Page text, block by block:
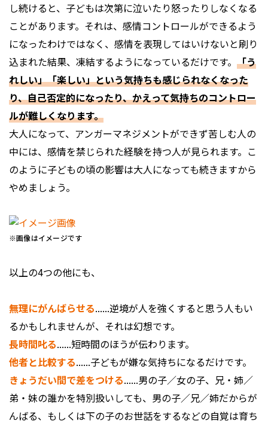
し続けると、子どもは次第に泣いたり怒ったりしなくなる
ことがあります。それは、感情コントロールができるよう
になったわけではなく、感情を表現してはいけないと刷り
込まれた結果、凍結するようになっているだけです。 「う
れしい」「楽しい」という気持ちも感じられなくなった
り、自己否定的になったり、かえって気持ちのコントロー
ルが難しくなります。
大人になって、アンガーマネジメントができず苦しむ人の
中には、感情を禁じられた経験を持つ人が見られます。こ
のように子どもの頃の影響は大人になっても続きますから
やめましょう。
※画像はイメージです
以上の4つの他にも、
無理にがんばらせる......逆境が人を強くすると思う人もい
るかもしれませんが、それは幻想です。
長時間叱る......短時間のほうが伝わります。
他者と比較する......子どもが嫌な気持ちになるだけです。
きょうだい間で差をつける......男の子／女の子、兄・姉／
弟・妹の誰かを特別扱いしても、男の子／兄／姉だからが
んばる、もしくは下の子のお世話をするなどの自覚は育ち